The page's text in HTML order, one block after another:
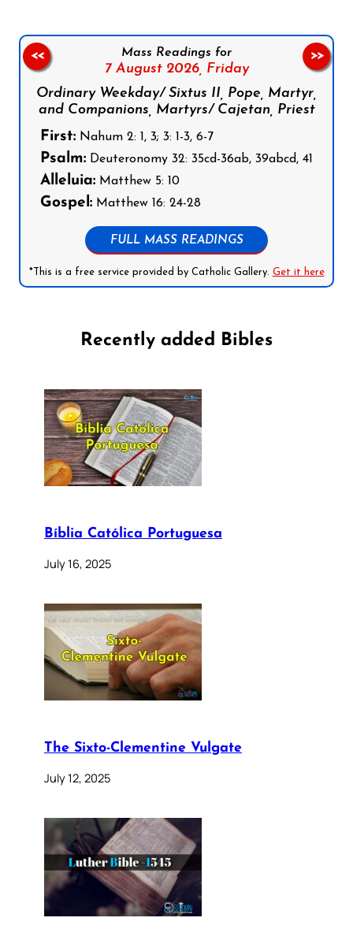
Mass Readings for
7 August 2026, Friday
Ordinary Weekday/ Sixtus II, Pope, Martyr,
and Companions, Martyrs/ Cajetan, Priest
First: Nahum 2: 1, 3; 3: 1-3, 6-7
Psalm: Deuteronomy 32: 35cd-36ab, 39abcd, 41
Alleluia: Matthew 5: 10
Gospel: Matthew 16: 24-28
FULL MASS READINGS
*This is a free service provided by Catholic Gallery. Get it here
<< >>
Recently added Bibles
Bíblia Católica Portuguesa
July 16, 2025
The Sixto-Clementine Vulgate
July 12, 2025